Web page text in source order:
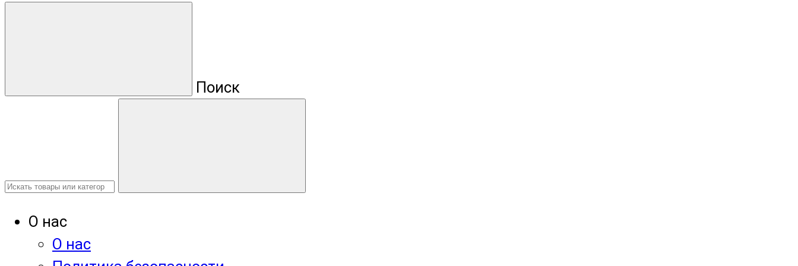
Поиск
О нас
О нас